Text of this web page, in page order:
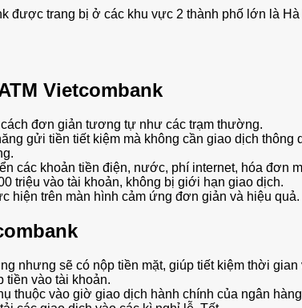
được trang bị ở các khu vực 2 thành phố lớn là
Vietcombank
đơn giản tương tự như các trạm thường.
gửi tiền tiết kiệm mà không cần giao dịch thông
các khoản tiền điện, nước, phí internet, hóa đơn
triệu vào tài khoản, không bị giới hạn giao dịch.
hiện trên màn hình cảm ứng đơn giản và hiệu quả.
nhưng sẽ có nộp tiền mặt, giúp tiết kiệm thời gian
tiền vào tài khoản.
thuộc vào giờ giao dịch hành chính của ngân